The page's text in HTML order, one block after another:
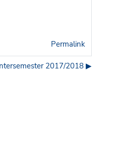
Permalink
2017/2018 ▶︎